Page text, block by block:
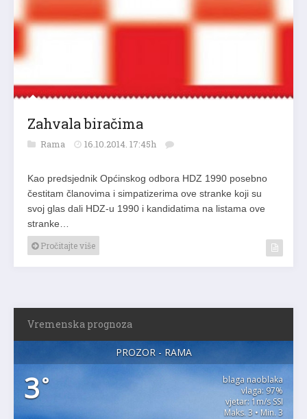
Zahvala biračima
Rama 16.10.2014. 17:45h
Kao predsjednik Općinskog odbora HDZ 1990 posebno
čestitam članovima i simpatizerima ove stranke koji su
svoj glas dali HDZ-u 1990 i kandidatima na listama ove
stranke…
Pročitajte više
Vremenska prognoza
PROZOR - RAMA
3°
blaga naoblaka
vlaga: 97%
vjetar: 1m/s SSI
Maks. 3 • Min. 3